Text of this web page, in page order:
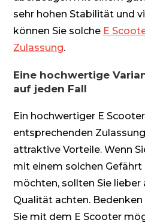
sehr hohen Stabilität und
können Sie solche E
Zulassung.
Eine hochwertige
auf jeden Fall
Ein hochwertiger E
entsprechenden
attraktive Vorteile. Wenn
mit einem solchen
möchten, sollten Sie lieber
Qualität achten. Bedenken
Sie mit dem E Scooter